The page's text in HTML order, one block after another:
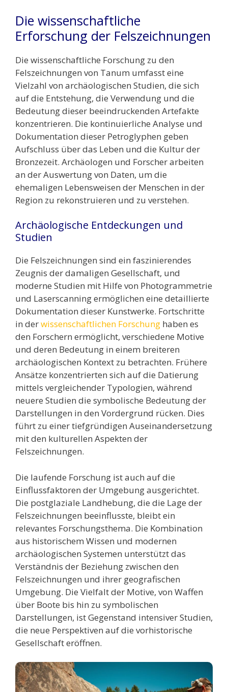
Die wissenschaftliche
Erforschung der Felszeichnungen
Die wissenschaftliche Forschung zu den
Felszeichnungen von Tanum umfasst eine
Vielzahl von archäologischen Studien, die sich
auf die Entstehung, die Verwendung und die
Bedeutung dieser beeindruckenden Artefakte
konzentrieren. Die kontinuierliche Analyse und
Dokumentation dieser Petroglyphen geben
Aufschluss über das Leben und die Kultur der
Bronzezeit. Archäologen und Forscher arbeiten
an der Auswertung von Daten, um die
ehemaligen Lebensweisen der Menschen in der
Region zu rekonstruieren und zu verstehen.
Archäologische Entdeckungen und
Studien
Die Felszeichnungen sind ein faszinierendes
Zeugnis der damaligen Gesellschaft, und
moderne Studien mit Hilfe von Photogrammetrie
und Laserscanning ermöglichen eine detaillierte
Dokumentation dieser Kunstwerke. Fortschritte
in derwissenschaftlichen Forschung haben es
den Forschern ermöglicht, verschiedene Motive
und deren Bedeutung in einem breiteren
archäologischen Kontext zu betrachten. Frühere
Ansätze konzentrierten sich auf die Datierung
mittels vergleichender Typologien, während
neuere Studien die symbolische Bedeutung der
Darstellungen in den Vordergrund rücken. Dies
führt zu einer tiefgründigen Auseinandersetzung
mit den kulturellen Aspekten der
Felszeichnungen.
Die laufende Forschung ist auch auf die
Einflussfaktoren der Umgebung ausgerichtet.
Die postglaziale Landhebung, die die Lage der
Felszeichnungen beeinflusste, bleibt ein
relevantes Forschungsthema. Die Kombination
aus historischem Wissen und modernen
archäologischen Systemen unterstützt das
Verständnis der Beziehung zwischen den
Felszeichnungen und ihrer geografischen
Umgebung. Die Vielfalt der Motive, von Waffen
über Boote bis hin zu symbolischen
Darstellungen, ist Gegenstand intensiver Studien,
die neue Perspektiven auf die vorhistorische
Gesellschaft eröffnen.